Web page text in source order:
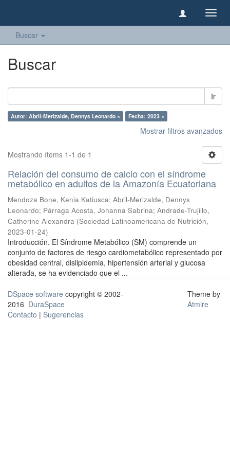
Buscar
Buscar
Ir
Autor: Abril-Merizalde, Dennys Leonardo × Fecha: 2023 ×
Mostrar filtros avanzados
Mostrando ítems 1-1 de 1
Relación del consumo de calcio con el síndrome
metabólico en adultos de la Amazonía Ecuatoriana
Mendoza Bone, Kenia Katiusca; Abril-Merizalde, Dennys
Leonardo; Párraga Acosta, Johanna Sabrina; Andrade-Trujillo,
Catherine Alexandra (Sociedad Latinoamericana de Nutrición,
2023-01-24)
Introducción. El Síndrome Metabólico (SM) comprende un
conjunto de factores de riesgo cardiometabólico representado por
obesidad central, dislipidemia, hipertensión arterial y glucosa
alterada, se ha evidenciado que el ...
DSpace software copyright © 2002-
2016 DuraSpace
Contacto | Sugerencias
Theme by
Atmire